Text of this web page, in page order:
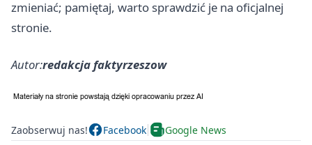
zmieniać; pamiętaj, warto sprawdzić je na oficjalnej
stronie.
Autor:redakcja faktyrzeszow
Zaobserwuj nas! Facebook Google News